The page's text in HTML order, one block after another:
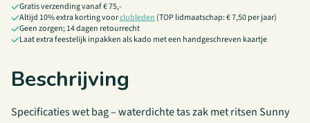
Gratis verzending vanaf € 75,-
Altijd 10% extra korting voorclubleden (TOP lidmaatschap: € 7,50 per jaar)
Geen zorgen; 14 dagen retourrecht
Laat extra feestelijk inpakken als kado met een handgeschreven kaartje
Beschrijving
Specificaties wet bag – waterdichte tas zak met ritsen Sunny